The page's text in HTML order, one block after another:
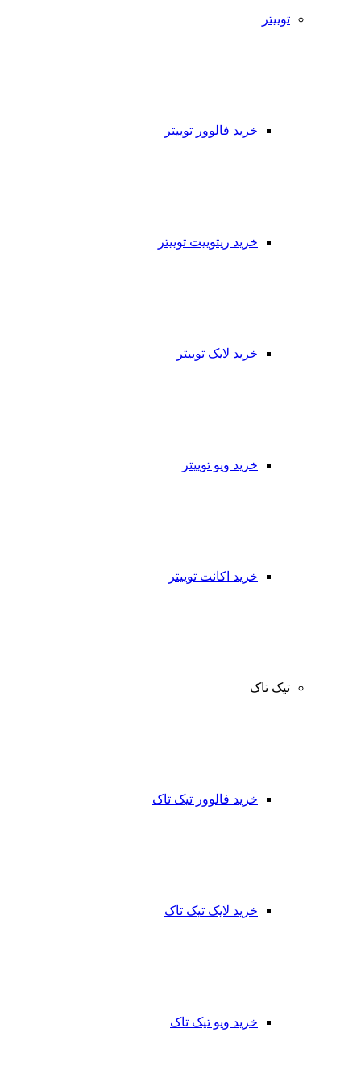
توییتر
خرید فالوور توییتر
خرید ریتوییت توییتر
خرید لایک توییتر
خرید ویو توییتر
خرید اکانت توییتر
تیک تاک
خرید فالوور تیک تاک
خرید لایک تیک تاک
خرید ویو تیک تاک